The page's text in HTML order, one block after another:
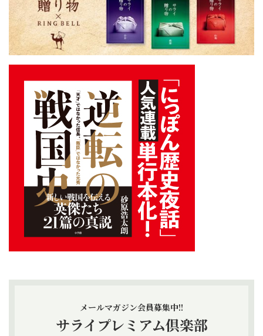
メールマガジン会員募集中!!
サライプレミアム倶楽部